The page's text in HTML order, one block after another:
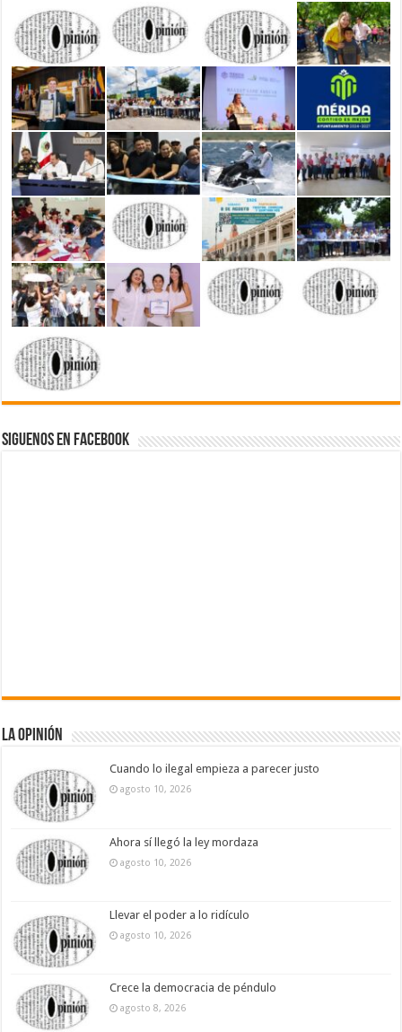
Siguenos en Facebook
La Opinión
Cuando lo ilegal empieza a parecer justo
agosto 10, 2026
Ahora sí llegó la ley mordaza
agosto 10, 2026
Llevar el poder a lo ridículo
agosto 10, 2026
Crece la democracia de péndulo
agosto 8, 2026